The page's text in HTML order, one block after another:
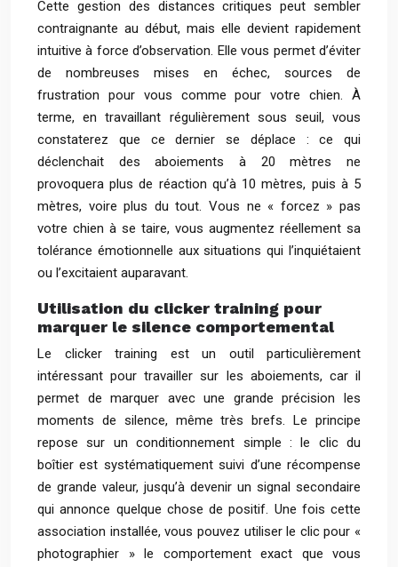
Cette gestion des distances critiques peut sembler
contraignante au début, mais elle devient rapidement
intuitive à force d’observation. Elle vous permet d’éviter
de nombreuses mises en échec, sources de
frustration pour vous comme pour votre chien. À
terme, en travaillant régulièrement sous seuil, vous
constaterez que ce dernier se déplace : ce qui
déclenchait des aboiements à 20 mètres ne
provoquera plus de réaction qu’à 10 mètres, puis à 5
mètres, voire plus du tout. Vous ne « forcez » pas
votre chien à se taire, vous augmentez réellement sa
tolérance émotionnelle aux situations qui l’inquiétaient
ou l’excitaient auparavant.
Utilisation du clicker training pour
marquer le silence comportemental
Le clicker training est un outil particulièrement
intéressant pour travailler sur les aboiements, car il
permet de marquer avec une grande précision les
moments de silence, même très brefs. Le principe
repose sur un conditionnement simple : le clic du
boîtier est systématiquement suivi d’une récompense
de grande valeur, jusqu’à devenir un signal secondaire
qui annonce quelque chose de positif. Une fois cette
association installée, vous pouvez utiliser le clic pour «
photographier » le comportement exact que vous